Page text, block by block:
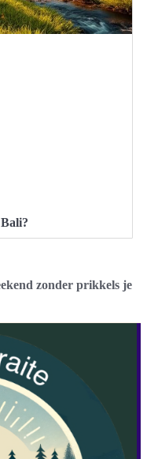
zonder prikkels je